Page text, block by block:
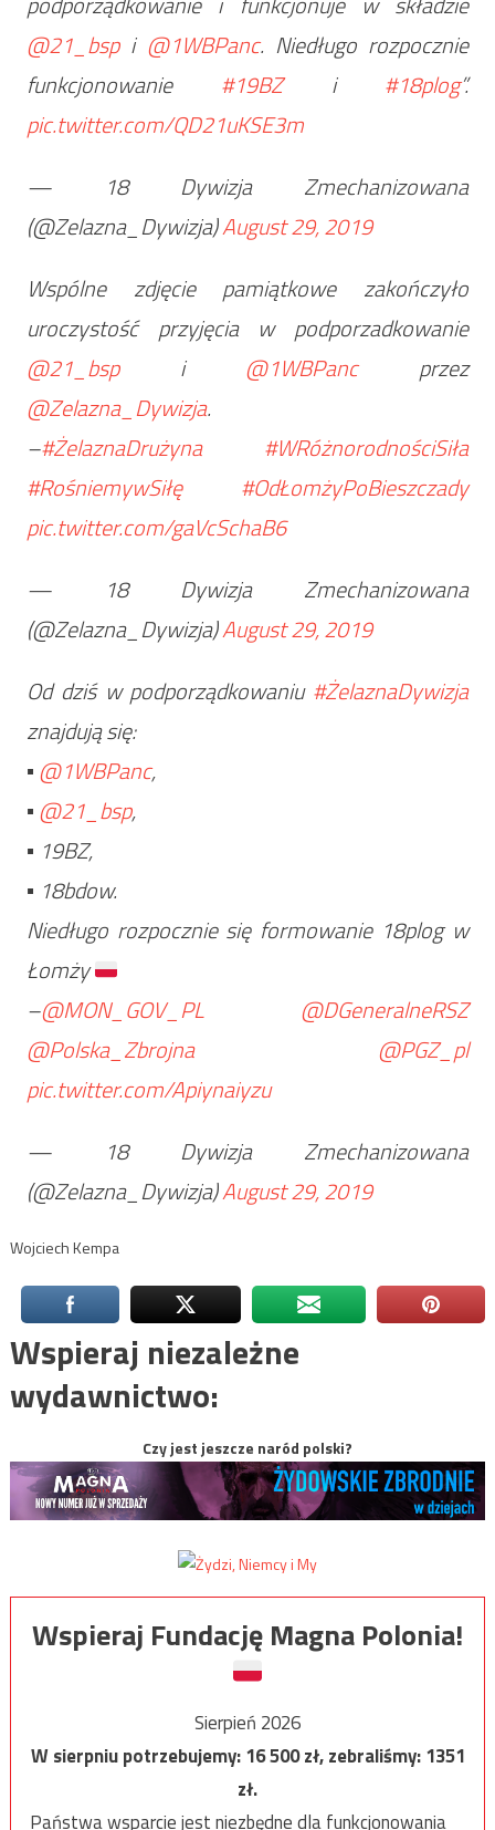
@21_bspi @1WBPanc. Niedługo rozpocznie
funkcjonowanie #19BZi #18plog”.
pic.twitter.com/QD21uKSE3m
— 18 Dywizja Zmechanizowana
(@Zelazna_Dywizja)August 29, 2019
Wspólne zdjęcie pamiątkowe zakończyło
uroczystość przyjęcia w podporzadkowanie
@21_bspi @1WBPancprzez
@Zelazna_Dywizja.
–#ŻelaznaDrużyna
#WRóżnorodnościSiła
#RośniemywSiłę
#OdŁomżyPoBieszczady
pic.twitter.com/gaVcSchaB6
— 18 Dywizja Zmechanizowana
(@Zelazna_Dywizja)August 29, 2019
Od dziś w podporządkowaniu #ŻelaznaDywizja
znajdują się:
▪️@1WBPanc,
▪️@21_bsp,
▪️ 19BZ,
▪️ 18bdow.
Niedługo rozpocznie się formowanie 18plog w
Łomży
–@MON_GOV_PL
@DGeneralneRSZ
@Polska_Zbrojna
@PGZ_pl
pic.twitter.com/Apiynaiyzu
— 18 Dywizja Zmechanizowana
(@Zelazna_Dywizja)August 29, 2019
Wojciech Kempa
Wspieraj niezależne
wydawnictwo:
Czy jest jeszcze naród polski?
Wspieraj Fundację Magna Polonia!
Sierpień 2026
W sierpniu potrzebujemy:16 500zł, zebraliśmy:1351
zł.
Państwa wsparcie jest niezbędne dla funkcjonowania